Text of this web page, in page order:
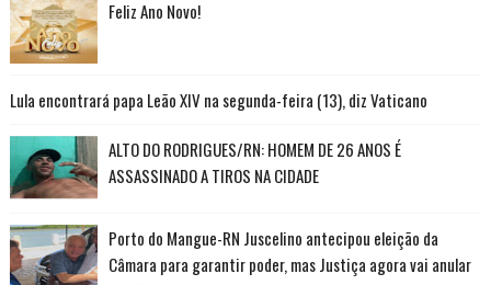
Feliz Ano Novo!
Lula encontrará papa Leão XIV na segunda-feira (13), diz Vaticano
ALTO DO RODRIGUES/RN: HOMEM DE 26 ANOS É
ASSASSINADO A TIROS NA CIDADE
Porto do Mangue-RN Juscelino antecipou eleição da
Câmara para garantir poder, mas Justiça agora vai anular